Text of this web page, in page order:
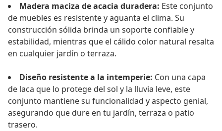
Madera maciza de acacia duradera: Este conjunto
de muebles es resistente y aguanta el clima. Su
construcción sólida brinda un soporte confiable y
estabilidad, mientras que el cálido color natural resalta
en cualquier jardín o terraza.
Diseño resistente a la intemperie: Con una capa
de laca que lo protege del sol y la lluvia leve, este
conjunto mantiene su funcionalidad y aspecto genial,
asegurando que dure en tu jardín, terraza o patio
trasero.